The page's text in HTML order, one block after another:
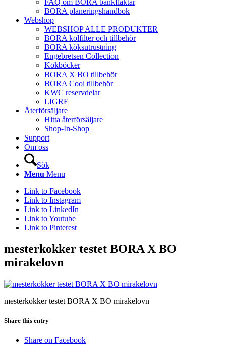
FAQ om BORA bänkfläktar
BORA planeringshandbok
Webshop
WEBSHOP ALLE PRODUKTER
BORA kolfilter och tillbehör
BORA köksutrustning
Engebretsen Collection
Kokböcker
BORA X BO tillbehör
BORA Cool tillbehör
KWC reservdelar
LIGRE
Återförsäljare
Hitta återförsäljare
Shop-In-Shop
Support
Om oss
Sök
Menu Menu
Link to Facebook
Link to Instagram
Link to LinkedIn
Link to Youtube
Link to Pinterest
mesterkokker testet BORA X BO
mirakelovn
mesterkokker testet BORA X BO mirakelovn
Share this entry
Share on Facebook